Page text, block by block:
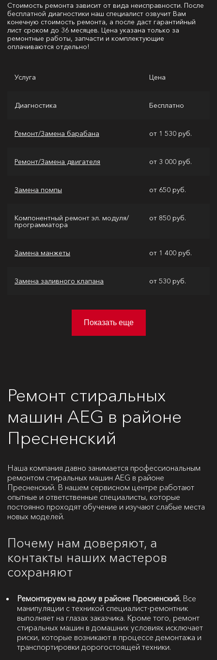
Стоимость ремонта зависит от вида неисправности. После
бесплатной диагностики наш специалист озвучит Вам
конечную стоимость ремонта, а после даст гарантийный
лист сроком до 36 месяцев. Цена указана только за
ремонтные работы, запчасти и комплектующие
оплачиваются отдельно!
Услуга Цена
Диагностика Бесплатно
Ремонт/Замена барабана от 1 530 руб.
Ремонт/Замена двигателя от 3 000 руб.
Замена помпы от 650 руб.
Компонентный ремонт эл. модуля/
программатора
от 850 руб.
Замена манжеты от 1 400 руб.
Замена заливного клапана от 530 руб.
Показать еще
Ремонт стиральных
машин AEG в районе
Пресненский
Наша компания давно занимается профессиональным
ремонтом стиральных машин AEG в районе
Пресненский. В нашем сервисном центре работают
опытные и ответственные специалисты, которые
постоянно проходят обучение и изучают слабые места
новых моделей.
Почему нам доверяют, а
контакты наших мастеров
сохраняют
Ремонтируем на дому в районе Пресненский. Все
манипуляции с техникой специалист-ремонтник
выполняет на глазах заказчика. Кроме того, ремонт
стиральных машин в домашних условиях исключает
риски, которые возникают в процессе демонтажа и
транспортировки дорогостоящей техники.